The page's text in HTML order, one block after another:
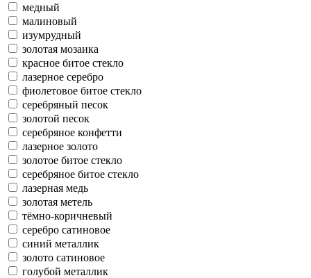
медный
малиновый
изумрудный
золотая мозаика
красное битое стекло
лазерное серебро
фиолетовое битое стекло
серебряный песок
золотой песок
серебряное конфетти
лазерное золото
золотое битое стекло
серебряное битое стекло
лазерная медь
золотая метель
тёмно-коричневый
серебро сатиновое
синий металлик
золото сатиновое
голубой металлик